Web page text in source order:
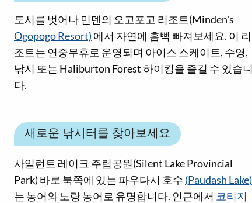
도시를 벗어나 민덴의 오고포고 리조트(Minden's
Ogopogo Resort) 에서 자연에 흠뻑 빠져보세요. 이 리
조트는 연중무휴로 운영되며 아이스 스케이트, 수영,
낚시 또는 Haliburton Forest 하이킹을 즐길 수 있습니
다.
새로운 낚시터를 찾아보세요
사일런트 레이크 주립공원(Silent Lake Provincial
Park) 바로 북쪽에 있는 파우다시 호수 (Paudash Lake)
는 농어와 노랑 농어로 유명합니다. 인근에서 코티지